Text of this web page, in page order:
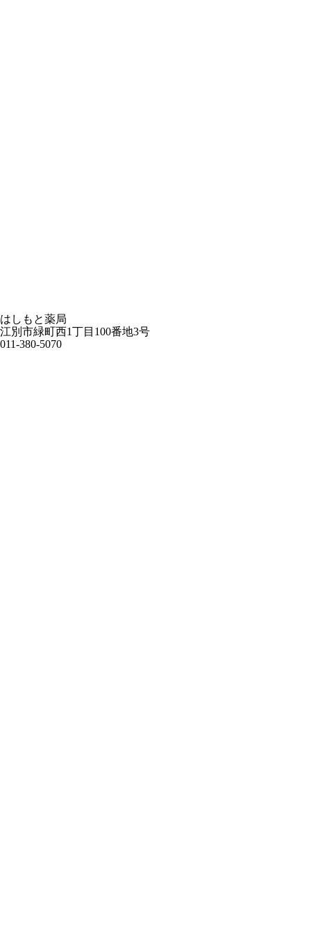
はしもと薬局
江別市緑町西1丁目100番地3号
011-380-5070